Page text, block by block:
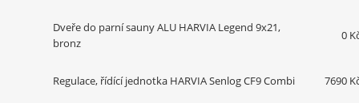
Dveře do parní sauny ALU HARVIA Legend 9x21,
bronz
0
Regulace, řídící jednotka HARVIA Senlog CF9 Combi 7690